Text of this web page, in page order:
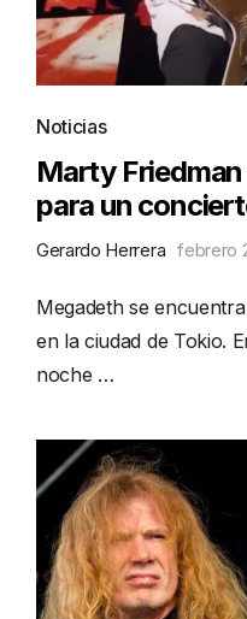
Noticias
Marty
para un
Gerardo Herrera febrero
Megadeth se
en la ciudad de Tokio.
noche …